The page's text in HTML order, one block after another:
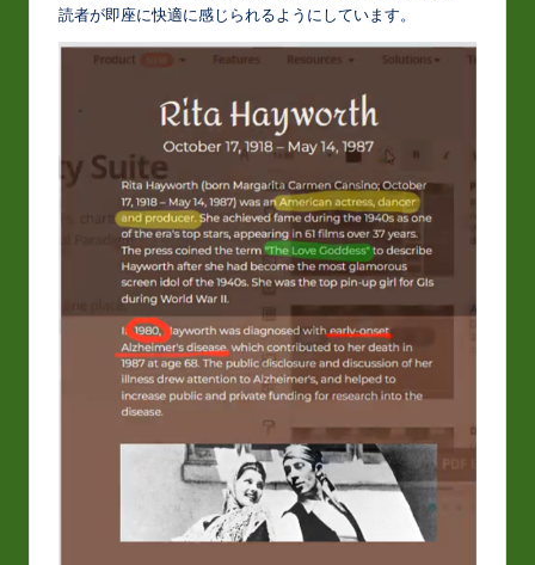
読者が即座に快適に感じられるようにしています。